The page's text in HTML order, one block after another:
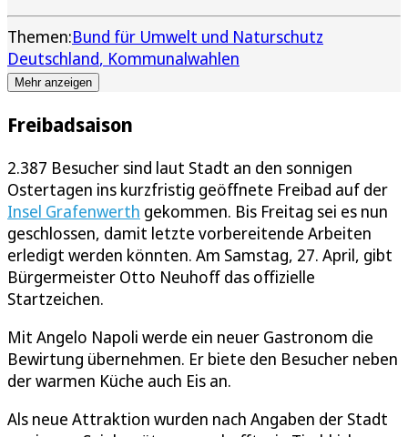
Themen:Bund für Umwelt und Naturschutz
Deutschland Kommunalwahlen
Mehr anzeigen
Freibadsaison
2.387 Besucher sind laut Stadt an den sonnigen
Ostertagen ins kurzfristig geöffnete Freibad auf der
Insel Grafenwerth gekommen. Bis Freitag sei es nun
geschlossen, damit letzte vorbereitende Arbeiten
erledigt werden könnten. Am Samstag, 27. April, gibt
Bürgermeister Otto Neuhoff das offizielle
Startzeichen.
Mit Angelo Napoli werde ein neuer Gastronom die
Bewirtung übernehmen. Er biete den Besucher neben
der warmen Küche auch Eis an.
Als neue Attraktion wurden nach Angaben der Stadt